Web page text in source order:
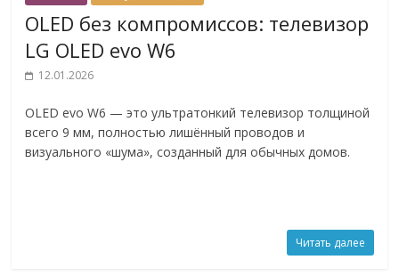
OLED без компромиссов: телевизор
LG OLED evo W6
12.01.2026
OLED evo W6 — это ультратонкий телевизор толщиной
всего 9 мм, полностью лишённый проводов и
визуального «шума», созданный для обычных домов.
Читать далее